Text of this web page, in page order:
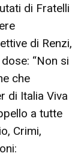
di Fratelli
di Renzi,
“Non si
che
di Italia Viva
a tutte
Crimi,